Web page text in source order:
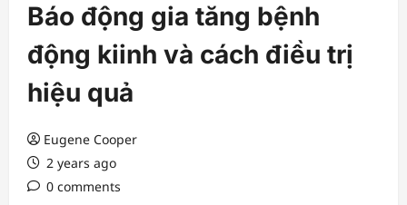
Báo động gia tăng bệnh
động kiinh và cách điều trị
hiệu quả
Eugene Cooper
2 years ago
0 comments